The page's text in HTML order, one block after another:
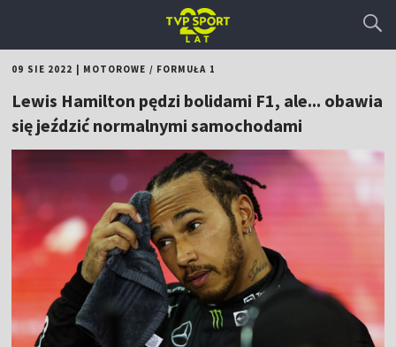
09 SIE 2022 MOTOROWE / FORMUŁA 1
Lewis Hamilton pędzi bolidami F1, ale... obawia
się jeździć normalnymi samochodami